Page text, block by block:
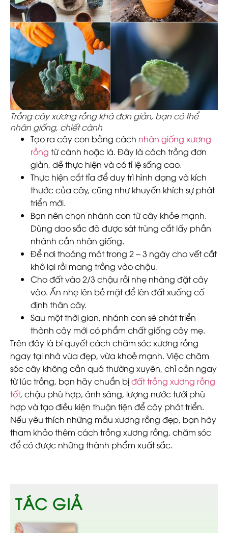
Trồng cây xương rồng khá đơn giản, bạn có thể
nhân giống, chiết cành
Tạo ra cây con bằng cách nhân giống xương
rồng từ cành hoặc lá. Đây là cách trồng đơn
giản, dễ thực hiện và có tỉ lệ sống cao.
Thực hiện cắt tỉa để duy trì hình dạng và kích
thước của cây, cũng như khuyến khích sự phát
triển mới.
Bạn nên chọn nhánh con từ cây khỏe mạnh.
Dùng dao sắc đã được sát trùng cắt lấy phần
nhánh cần nhân giống.
Để nơi thoáng mát trong 2 – 3 ngày cho vết cắt
khô lại rồi mang trồng vào chậu.
Cho đất vào 2/3 chậu rồi nhẹ nhàng đặt cây
vào. Ấn nhẹ lên bề mặt để lèn đất xuống cố
định thân cây.
Sau một thời gian, nhánh con sẽ phát triển
thành cây mới có phẩm chất giống cây mẹ.
Trên đây là bí quyết cách chăm sóc xương rồng
ngay tại nhà vừa đẹp, vừa khoẻ mạnh. Việc chăm
sóc cây không cần quá thường xuyên, chỉ cần ngay
từ lúc trồng, bạn hãy chuẩn bịđất trồng xương rồng
tốt, chậu phù hợp, ánh sáng, lượng nước tưới phù
hợp và tạo điều kiện thuận tiện để cây phát triển.
Nếu yêu thích những mẫu xương rồng đẹp, bạn hãy
tham khảo thêm cách trồng xương rồng, chăm sóc
để có được những thành phẩm xuất sắc.
TÁC GIẢ